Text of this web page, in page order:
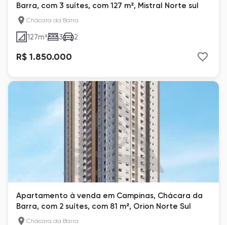
Barra, com 3 suítes, com 127 m², Mistral Norte sul
Chácara da Barra
127m² 3 2
R$ 1.850.000
Apartamento à venda em Campinas, Chácara da
Barra, com 2 suítes, com 81 m², Orion Norte Sul
Chácara da Barra